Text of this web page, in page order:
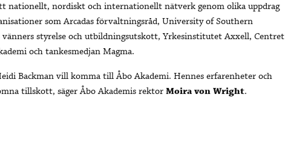
nationellt, nordiskt och internationellt nätverk genom olika uppdrag
som Arcadas förvaltningsråd, University of Southern
vänners styrelse och utbildningsutskott, Yrkesinstitutet Axxell, Centret
och tankesmedjan Magma.
Backman vill komma till Åbo Akademi. Hennes erfarenheter och
tillskott, säger Åbo Akademis rektor Moira von Wright.